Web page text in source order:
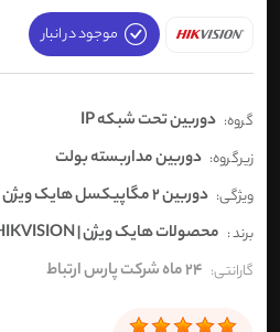
موجود در انبار
گروه: دوربین تحت شبکه IP
زیرگروه: دوربین مداربسته بولت
ویژگی: دوربین 2 مگاپیکسل هایک ویژن
برند : محصولات هایک ویژن | HIKVISION
گارانتی: 24 ماه شرکت پارس ارتباط